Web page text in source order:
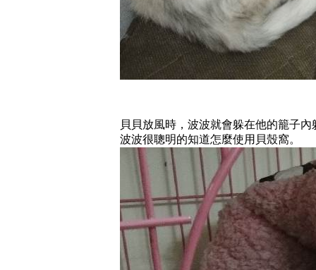
貝貝放風時，波波就會躲在他的籠子
波波很聰明的知道怎麼使用貝殼窩。